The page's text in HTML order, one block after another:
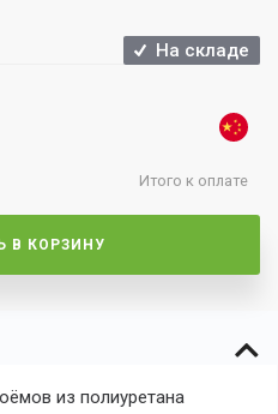
На складе
Итого к оплате
В КОРЗИНУ
из полиуретана